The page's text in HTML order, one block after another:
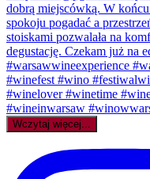
Wczytaj więcej...